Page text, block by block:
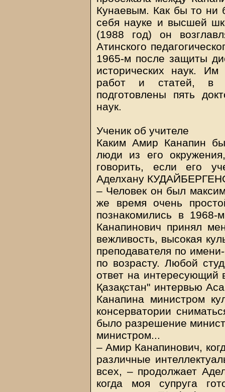
Кунаевым. Как бы то ни
себя науке и высшей
(1988 год) он
Атинского
1965-м после защиты
исторических наук.
работ и статей, в
подготовлены пять
наук.
Ученик об учителе
Каким Амир Канапин
люди из его
говорить, если его
Аделхану
– Человек он был
же время очень
познакомились в
Канапинович принял
вежливость, высокая
преподавателя по
по возрасту. Любой
ответ на интересующий
Қазақстан" интервью
Канапина министром
консерватории
было разрешение
министром...
– Амир Канапинович,
различные
всех, – продолжает
когда моя супруга